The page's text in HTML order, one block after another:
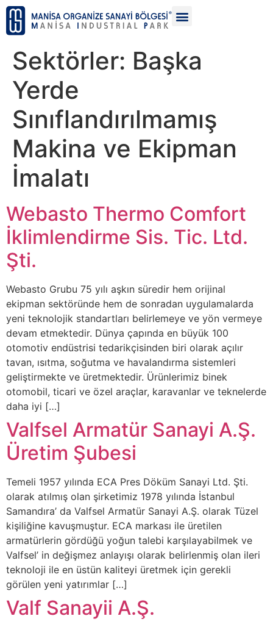
Sektörler: Başka
Yerde
Sınıflandırılmamış
Makina ve Ekipman
İmalatı
Webasto Thermo Comfort
İklimlendirme Sis. Tic. Ltd.
Şti.
Webasto Grubu 75 yılı aşkın süredir hem orijinal
ekipman sektöründe hem de sonradan uygulamalarda
yeni teknolojik standartları belirlemeye ve yön vermeye
devam etmektedir. Dünya çapında en büyük 100
otomotiv endüstrisi tedarikçisinden biri olarak açılır
tavan, ısıtma, soğutma ve havalandırma sistemleri
geliştirmekte ve üretmektedir. Ürünlerimiz binek
otomobil, ticari ve özel araçlar, karavanlar ve teknelerde
daha iyi […]
Valfsel Armatür Sanayi A.Ş.
Üretim Şubesi
Temeli 1957 yılında ECA Pres Döküm Sanayi Ltd. Şti.
olarak atılmış olan şirketimiz 1978 yılında İstanbul
Samandıra’ da Valfsel Armatür Sanayi A.Ş. olarak Tüzel
kişiliğine kavuşmuştur. ECA markası ile üretilen
armatürlerin gördüğü yoğun talebi karşılayabilmek ve
Valfsel’ in değişmez anlayışı olarak belirlenmiş olan ileri
teknoloji ile en üstün kaliteyi üretmek için gerekli
görülen yeni yatırımlar […]
Valf Sanayii A.Ş.